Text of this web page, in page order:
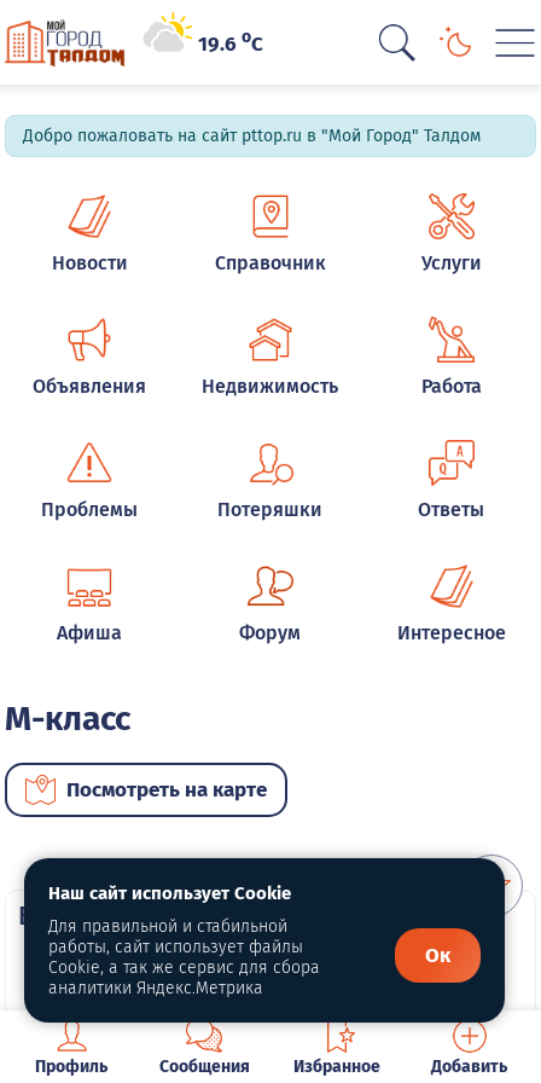
19.6oC
Добро пожаловать на сайт pttop.ru в "Мой Город" Талдом
Новости Справочник Услуги
Объявления Недвижимость Работа
Проблемы Потеряшки Ответы
Афиша Форум Интересное
M-класс
Посмотреть на карте
ВИП автомобили
Профиль Сообщения Избранное Добавить
Наш сайт использует Cookie
Для правильной и стабильной
работы, сайт использует файлы
Cookie, а так же сервис для сбора
аналитики Яндекс.Метрика
Ок